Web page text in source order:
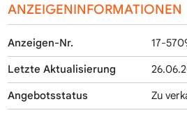
ANZEIGENINFORMATIONEN
Anzeigen-Nr. 17-
Letzte Aktualisierung
Angebotsstatus Zu